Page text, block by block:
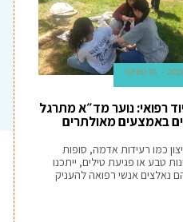
גל טוויטו
רפואי: נוער מד״א מתרגל
באמצעים מאולתרים
כמו רעידות אדמה, סופות
טבע או פגיעת טילים, ייתכנו
נאלצים אנשי רפואה להעניק